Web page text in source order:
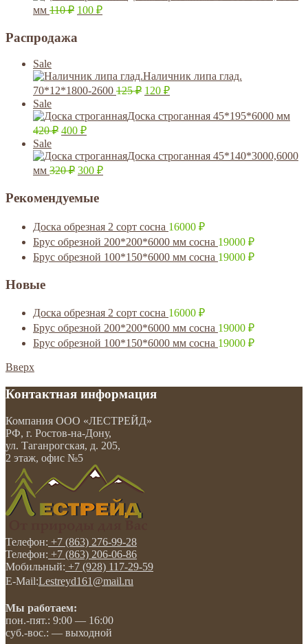
мм 110₽ 100 ₽
Распродажа
Sale
Наличник липа глад.
70*12*1800-2600 125₽ 120 ₽
Sale
Доска строганная 45*195*6000 мм
420₽ 400 ₽
Sale
Доска строганная 45*140*3000,6000
мм 320₽ 300 ₽
Рекомендуемые
Доска обрезная 2 сорт сосна 16000 ₽
Брус обрезной 200*200*6000 мм сосна 19000 ₽
Брус обрезной 100*150*6000 мм сосна 19000 ₽
Новые
Доска обрезная 2 сорт сосна 16000 ₽
Брус обрезной 200*200*6000 мм сосна 19000 ₽
Брус обрезной 100*150*6000 мм сосна 19000 ₽
Вверх
Контактная информация
Компания ООО «ЛЕСТРЕЙД»
РФ, г. Ростов-на-Дону,
ул. Таганрогская, д. 205,
2 этаж, офис №5
Телефон: +7 (863) 276-99-28
Телефон: +7 (863) 206-06-86
Мобильный: +7 (928) 117-29-59
E-Mail:Lestreyd161@mail.ru
Мы работаем:
пон.-пят.: 9:00 — 16:00
суб.-вос.: — выходной